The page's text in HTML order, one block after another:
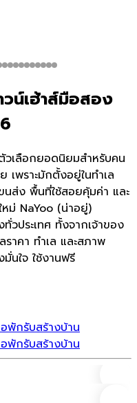
น์เฮ้าส์มือสอง
วเลือกยอดนิยมสำหรับคน
เพราะมักตั้งอยู่ในทำเล
นส่ง พื้นที่ใช้สอยคุ้มค่า และ
หม่ NaYoo (น่าอยู่)
วประเทศ ทั้งจากเจ้าของ
าคา ทำเล และสภาพ
นใจ ใช้งานฟรี
อพักรับสร้างบ้าน
อพักรับสร้างบ้าน